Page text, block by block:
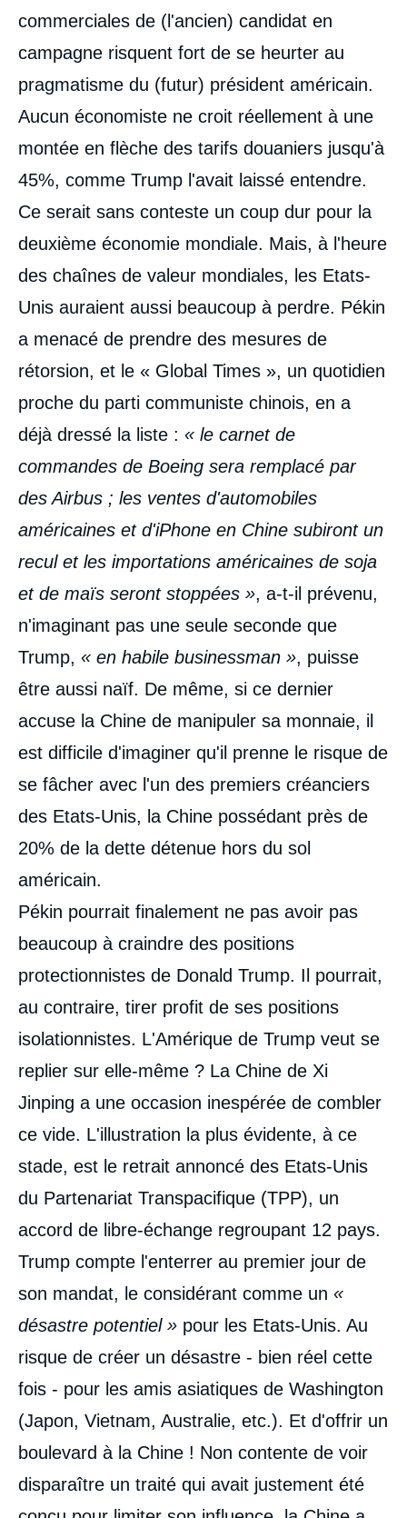
commerciales de (l'ancien) candidat en
campagne risquent fort de se heurter au
pragmatisme du (futur) président américain.
Aucun économiste ne croit réellement à une
montée en flèche des tarifs douaniers jusqu'à
45%, comme Trump l'avait laissé entendre.
Ce serait sans conteste un coup dur pour la
deuxième économie mondiale. Mais, à l'heure
des chaînes de valeur mondiales, les Etats-
Unis auraient aussi beaucoup à perdre. Pékin
a menacé de prendre des mesures de
rétorsion, et le « Global Times », un quotidien
proche du parti communiste chinois, en a
déjà dressé la liste : « le carnet de
commandes de Boeing sera remplacé par
des Airbus ; les ventes d'automobiles
américaines et d'iPhone en Chine subiront un
recul et les importations américaines de soja
et de maïs seront stoppées », a-t-il prévenu,
n'imaginant pas une seule seconde que
Trump, « en habile businessman », puisse
être aussi naïf. De même, si ce dernier
accuse la Chine de manipuler sa monnaie, il
est difficile d'imaginer qu'il prenne le risque de
se fâcher avec l'un des premiers créanciers
des Etats-Unis, la Chine possédant près de
20% de la dette détenue hors du sol
américain.
Pékin pourrait finalement ne pas avoir pas
beaucoup à craindre des positions
protectionnistes de Donald Trump. Il pourrait,
au contraire, tirer profit de ses positions
isolationnistes. L'Amérique de Trump veut se
replier sur elle-même ? La Chine de Xi
Jinping a une occasion inespérée de combler
ce vide. L'illustration la plus évidente, à ce
stade, est le retrait annoncé des Etats-Unis
du Partenariat Transpacifique (TPP), un
accord de libre-échange regroupant 12 pays.
Trump compte l'enterrer au premier jour de
son mandat, le considérant comme un «
désastre potentiel » pour les Etats-Unis. Au
risque de créer un désastre - bien réel cette
fois - pour les amis asiatiques de Washington
(Japon, Vietnam, Australie, etc.). Et d'offrir un
boulevard à la Chine ! Non contente de voir
disparaître un traité qui avait justement été